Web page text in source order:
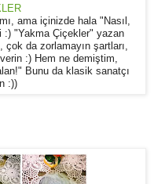
ama içinizde hala "Nasıl,
:) "Yakma Çiçekler" yazan
çok da zorlamayın şartları,
:) Hem ne demiştim,
Bunu da klasik sanatçı
:))